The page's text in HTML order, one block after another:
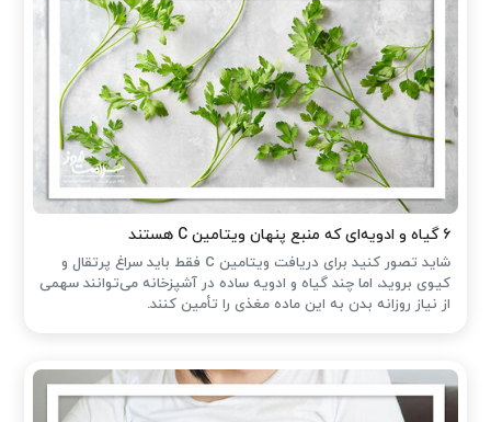
۶ گیاه و ادویه‌ای که منبع پنهان ویتامین C هستند
شاید تصور کنید برای دریافت ویتامین C فقط باید سراغ پرتقال و
کیوی بروید، اما چند گیاه و ادویه ساده در آشپزخانه می‌توانند سهمی
از نیاز روزانه بدن به این ماده مغذی را تأمین کنند.